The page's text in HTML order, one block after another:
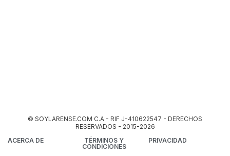
© SOYLARENSE.COM C.A - RIF J-410622547 - DERECHOS
RESERVADOS - 2015-2026
ACERCA DE
TÉRMINOS Y
CONDICIONES
PRIVACIDAD